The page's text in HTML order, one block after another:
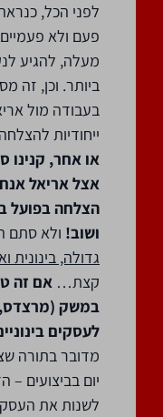
לפני הכל,
פעם ולא
מעלה, להגיע
ביותר. וכן, זה
בעבודה מול
ייחודיות
או אחר, קנינו
אצל אריאל
הצלחה בפועל
ושוב! ולא סתם
גדולה, בינונית
קצת… אם זה
במשק
לעסקים
מדובר בתורה
יום בביצועים
לשנות את העסק